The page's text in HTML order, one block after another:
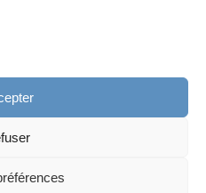
(RGPD)